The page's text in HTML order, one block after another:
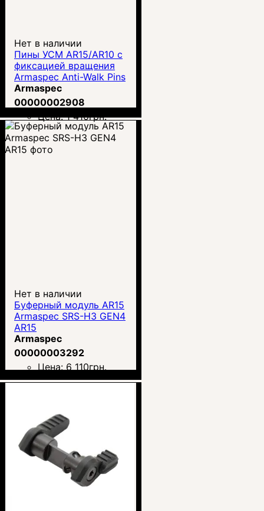
Нет в наличии
Пины УСМ AR15/AR10 с
фиксацией вращения
Armaspec Anti-Walk Pins
(ARM136-SS)
Armaspec
00000002908
Цена:1 410грн.
Нет в наличии
Буферный модуль AR15
Armaspec SRS-H3 GEN4
AR15
Armaspec
00000003292
Цена: 6 110грн.